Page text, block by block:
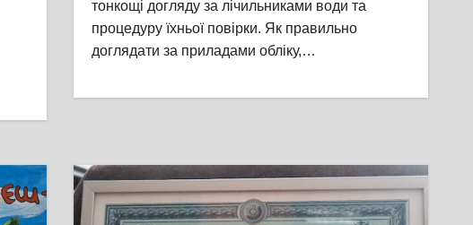
тонкощі догляду за лічильниками води та
процедуру їхньої повірки. Як правильно
доглядати за приладами обліку,…